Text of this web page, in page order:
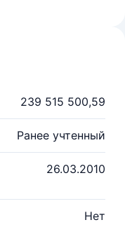
239 515 500,59
Ранее учтенный
26.03.2010
Нет